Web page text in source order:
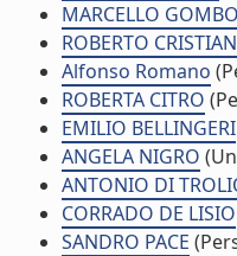
MARCELLO
ROBERTO
Alfonso Romano
ROBERTA CITRO
EMILIO BELLINGERI
ANGELA NIGRO
ANTONIO DI
CORRADO DE LISIO
SANDRO PACE